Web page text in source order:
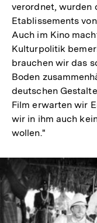
verordnet, wurden
Etablissements
Auch im Kino
Kulturpolitik
brauchen wir das
Boden
deutschen
Film erwarten wir
wir in ihm auch
wollen."